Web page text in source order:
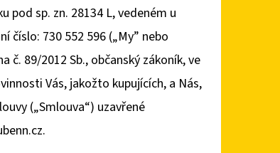
pod sp. zn. 28134 L, vedeném u
číslo: 730 552 596 („My” nebo
č. 89/2012 Sb., občanský zákoník, ve
Vás, jakožto kupujících, a Nás,
(„Smlouva“) uzavřené